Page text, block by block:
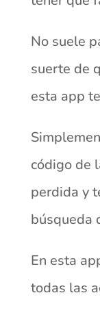
No suele
suerte de
esta app
código de
perdida y
búsqueda
En esta
todas las